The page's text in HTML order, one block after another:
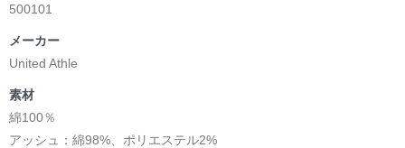
500101
メーカー
United Athle
素材
綿100％
アッシュ：綿98%、ポリエステル2%